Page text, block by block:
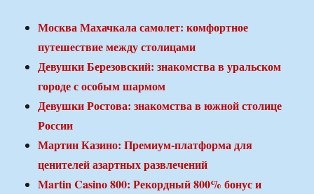
Москва Махачкала самолет: комфортное
путешествие между столицами
Девушки Березовский: знакомства в уральском
городе с особым шармом
Девушки Ростова: знакомства в южной столице
России
Мартин Казино: Премиум-платформа для
ценителей азартных развлечений
Martin Casino 800: Рекордный 800% бонус и